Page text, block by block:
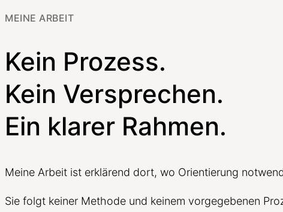
MEINE ARBEIT
Kein Prozess.
Kein Versprechen.
Ein klarer Rahmen.
Meine Arbeit ist erklärend dort, wo Orientierung
Sie folgt keiner Methode und keinem vorgegebenen